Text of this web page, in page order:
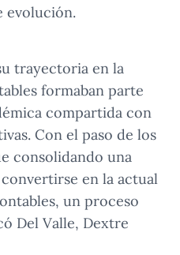
evolución.
trayectoria en la
formaban parte
compartida con
Con el paso de los
consolidando una
en la actual
un proceso
Del Valle, Dextre